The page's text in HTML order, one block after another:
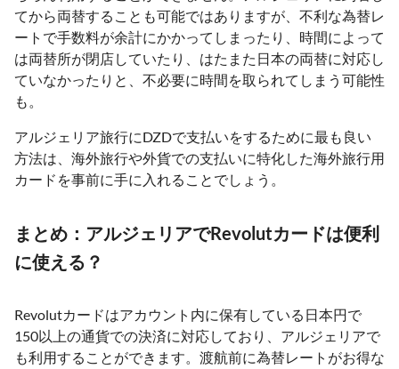
てから両替することも可能ではありますが、不利な為替レ
ートで手数料が余計にかかってしまったり、時間によって
は両替所が閉店していたり、はたまた日本の両替に対応し
ていなかったりと、不必要に時間を取られてしまう可能性
も。
アルジェリア旅行にDZDで支払いをするために最も良い
方法は、海外旅行や外貨での支払いに特化した海外旅行用
カードを事前に手に入れることでしょう。
まとめ：アルジェリアでRevolutカードは便利
に使える？
Revolutカードはアカウント内に保有している日本円で
150以上の通貨での決済に対応しており、アルジェリアで
も利用することができます。渡航前に為替レートがお得な